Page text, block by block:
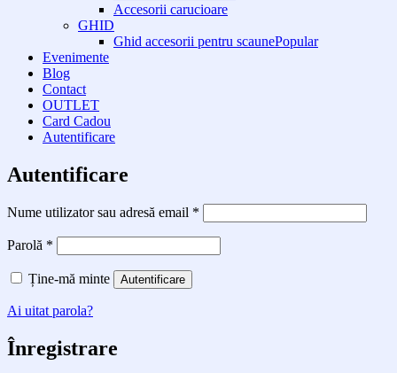
Accesorii carucioare
GHID
Ghid accesorii pentru scaune
Evenimente
Blog
Contact
OUTLET
Card Cadou
Autentificare
Autentificare
Nume utilizator sau adresă email *
Parolă *
Ține-mă minte Autentificare
Ai uitat parola?
Înregistrare